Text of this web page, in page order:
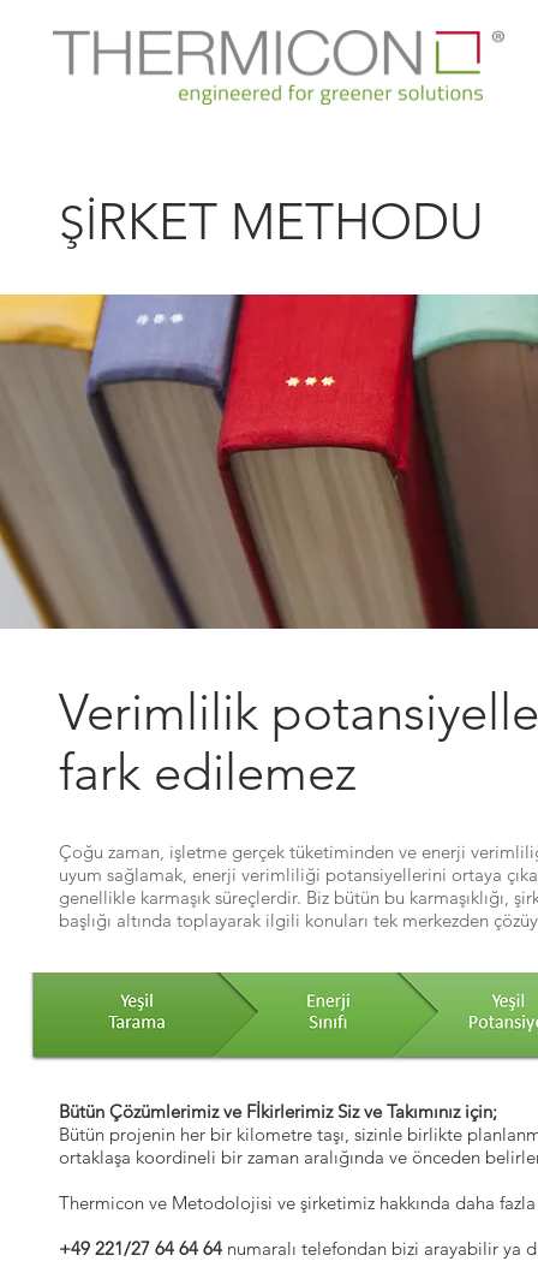
ŞİRKET METHODU
Verimlilik
fark edilemez
Çoğu zaman, işletme gerçek tüketiminden ve enerji
uyum sağlamak, enerji verimliliği potansiyellerini ortaya
genellikle karmaşık süreçlerdir. Biz bütün bu karmaşıklığı,
başlığı altında toplayarak ilgili konuları tek merkezden
Bütün Çözümlerimiz ve Fİkirlerimiz Siz ve Takımınız için;
Bütün projenin her bir kilometre taşı, sizinle birlikte
ortaklaşa koordineli bir zaman aralığında ve önceden
Thermicon ve Metodolojisi ve şirketimiz hakkında daha
+49 221/27 64 64 64 numaralı telefondan bizi arayabilir ya